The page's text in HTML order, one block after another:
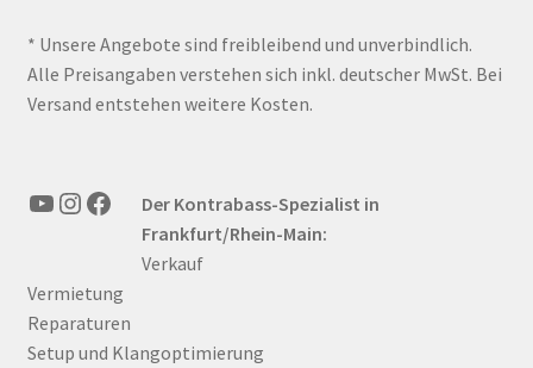
* Unsere Angebote sind freibleibend und unverbindlich.
Alle Preisangaben verstehen sich inkl. deutscher MwSt. Bei
Versand entstehen weitere Kosten.
YouTube
Instagram
FacebookDer Kontrabass-Spezialist in
Frankfurt/Rhein-Main:
Verkauf
Vermietung
Reparaturen
Setup und Klangoptimierung